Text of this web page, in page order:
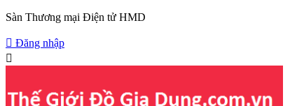
Sàn Thương mại Điện tử HMD
 Đăng nhập
